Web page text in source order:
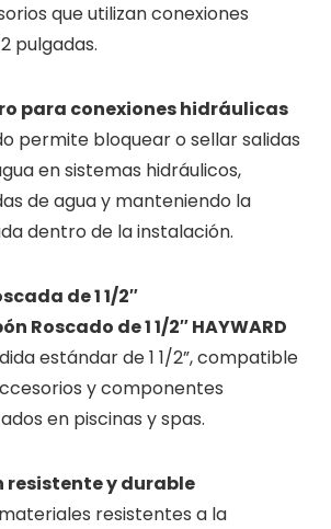
que utilizan conexiones
pulgadas.
para conexiones hidráulicas
permite bloquear o sellar salidas
en sistemas hidráulicos,
de agua y manteniendo la
dentro de la instalación.
de 1 1/2″
Roscado de 1 1/2″ HAYWARD
estándar de 1 1/2”, compatible
y componentes
en piscinas y spas.
resistente y durable
resistentes a la